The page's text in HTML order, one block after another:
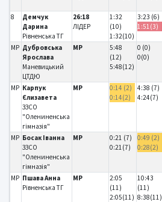
8
Демчук
Дарина
Рівненська ТГ
26:18
ЛІДЕР
1:32
(10)
1:32(10)
3:23 (6)
1:51(3)
MP Дубровська
Ярослава
Маневицький
ЦТДЮ
MP
5:48
(12)
5:48(12)
0 (0)
0(0)
MP Карпук
Єлизавета
ЗЗСО
"Олениненська
гімназія"
MP
0:14 (2)
0:14(2)
4:38 (7)
4:24(7)
MP Босак Іванна
ЗЗСО
"Олениненська
гімназія"
MP
0:21 (7)
0:21(7)
0:49 (2)
0:28(2)
MP Пшава Анна
Рівненська ТГ
MP
2:05
(11)
2:05(11)
10:43
(11)
8:38(11)